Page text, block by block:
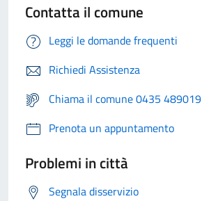
Contatta il comune
Leggi le domande frequenti
Richiedi Assistenza
Chiama il comune 0435 489019
Prenota un appuntamento
Problemi in città
Segnala disservizio